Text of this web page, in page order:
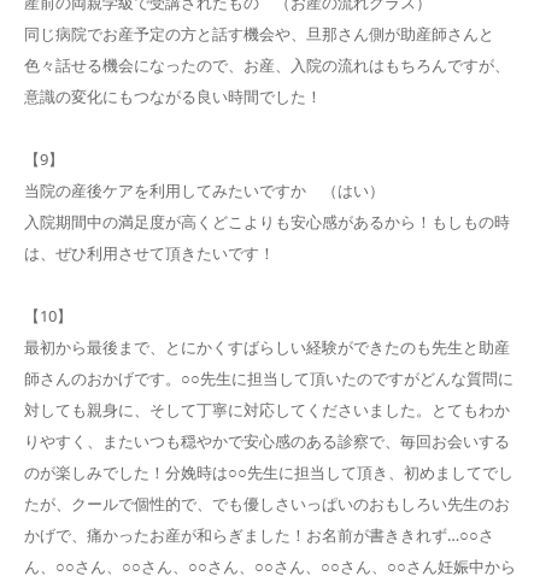
同じ病院でお産予定の方と話す機会や、旦那さん側が助産師さんと
色々話せる機会になったので、お産、入院の流れはもちろんですが、
意識の変化にもつながる良い時間でした！
【9】
当院の産後ケアを利用してみたいですか （はい）
入院期間中の満足度が高くどこよりも安心感があるから！もしもの時
は、ぜひ利用させて頂きたいです！
【10】
最初から最後まで、とにかくすばらしい経験ができたのも先生と助産
師さんのおかげです。○○先生に担当して頂いたのですがどんな質問に
対しても親身に、そして丁寧に対応してくださいました。とてもわか
りやすく、またいつも穏やかで安心感のある診察で、毎回お会いする
のが楽しみでした！分娩時は○○先生に担当して頂き、初めましてでし
たが、クールで個性的で、でも優しさいっぱいのおもしろい先生のお
かげで、痛かったお産が和らぎました！お名前が書ききれず…○○さ
ん、○○さん、○○さん、○○さん、○○さん、○○さん、○○さん妊娠中から